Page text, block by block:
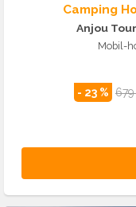
Camping
Anjou
Mobil-
- 23 %